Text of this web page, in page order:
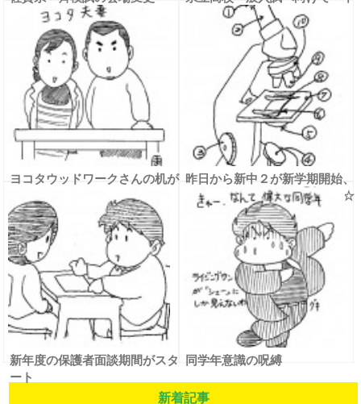
３ 気合いを入れ直そう～
ヨコタウッドワークさんの机が 昨日から新中２が新学期開始、
そして中１は初めての夜授業☆
新年度の保護者面談期間がスタ
ート
同学年意識の呪縛
新着記事